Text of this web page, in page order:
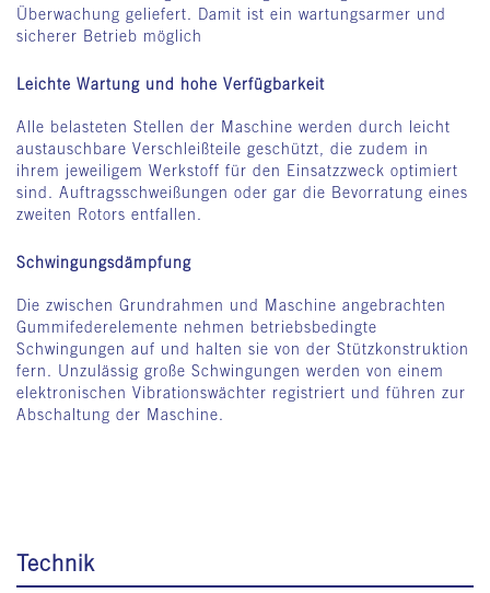
Überwachung geliefert. Damit ist ein wartungsarmer und
sicherer Betrieb möglich
Leichte Wartung und hohe Verfügbarkeit
Alle belasteten Stellen der Maschine werden durch leicht
austauschbare Verschleißteile geschützt, die zudem in
ihrem jeweiligem Werkstoff für den Einsatzzweck optimiert
sind. Auftragsschweißungen oder gar die Bevorratung eines
zweiten Rotors entfallen.
Schwingungsdämpfung
Die zwischen Grundrahmen und Maschine angebrachten
Gummifederelemente nehmen betriebsbedingte
Schwingungen auf und halten sie von der Stützkonstruktion
fern. Unzulässig große Schwingungen werden von einem
elektronischen Vibrationswächter registriert und führen zur
Abschaltung der Maschine.
Technik